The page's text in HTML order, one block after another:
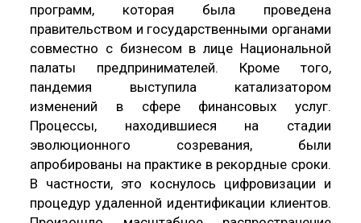
программ, которая была проведена
правительством и государственными органами
совместно с бизнесом в лице Национальной
палаты предпринимателей. Кроме того,
пандемия выступила катализатором
изменений в сфере финансовых услуг.
Процессы, находившиеся на стадии
эволюционного созревания, были
апробированы на практике в рекордные сроки.
В частности, это коснулось цифровизации и
процедур удаленной идентификации клиентов.